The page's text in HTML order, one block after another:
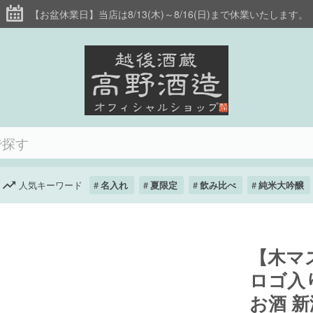
【お盆休業日】当店は8/13(木)～8/16(日)まで休業いたします。
人気キーワード 名入れ 夏限定 飲み比べ 純米大吟醸
【木
ロゴ
お酒